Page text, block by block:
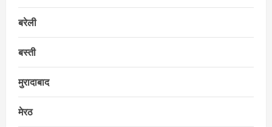
बरेली
बस्ती
मुरादाबाद
मेरठ